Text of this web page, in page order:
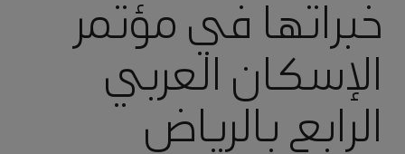
خبراتها في مؤتمر
الإسكان العربي
الرابع بالرياض